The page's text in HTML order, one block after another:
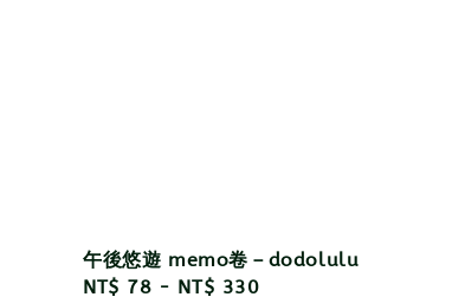
午後悠遊 memo卷－dodolulu
Regular
NT$ 78 - NT$ 330